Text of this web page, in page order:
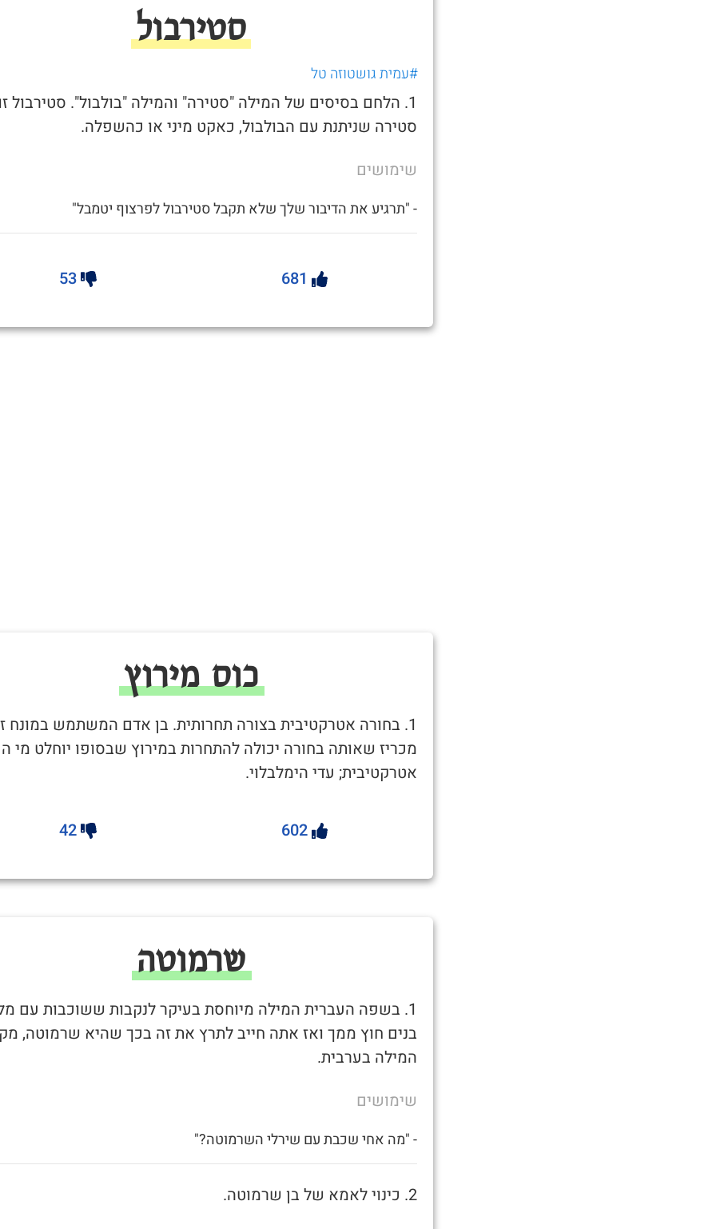
סטירבול
#עמית גושטוזה טל
1. הלחם בסיסים של המילה "סטירה" והמילה "בולבול". סטירבול
סטירה שניתנת עם הבולבול, כאקט מיני או כהשפלה.
שימושים
- "תרגיע את הדיבור שלך שלא תקבל סטירבול לפרצוף יטמבל"
681
53
כוס מירוץ
1. בחורה אטרקטיבית בצורה תחרותית. בן אדם המשתמש במונח
מכריז שאותה בחורה יכולה להתחרות במירוץ שבסופו יוחלט מי
אטרקטיבית; עדי הימלבלוי.
602
42
שרמוטה
1. בשפה העברית המילה מיוחסת בעיקר לנקבות ששוכבות עם
בנים חוץ ממך ואז אתה חייב לתרץ את זה בכך שהיא שרמוטה,
המילה בערבית.
שימושים
- "מה אחי שכבת עם שירלי השרמוטה?"
2. כינוי לאמא של בן שרמוטה.